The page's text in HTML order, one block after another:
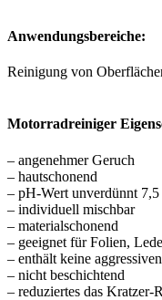
Anwendungsbereiche:
Reinigung von
Motorradreiniger
– angenehmer Geruch
– hautschonend
– pH-Wert unverdünnt 7,5
– individuell mischbar
– materialschonend
– geeignet für Folien,
– enthält keine
– nicht beschichtend
– reduziertes das Kratzer-